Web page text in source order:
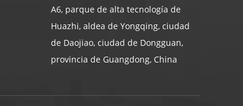
A6, parque de alta tecnología de
Huazhi, aldea de Yongqing, ciudad
de Daojiao, ciudad de Dongguan,
provincia de Guangdong, China